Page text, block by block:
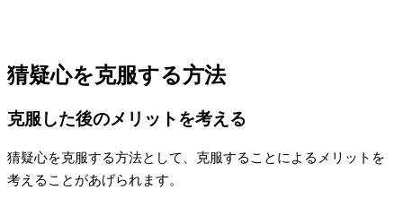
猜疑心を克服する方法
克服した後のメリットを考える
猜疑心を克服する方法として、克服することによるメリットを
考えることがあげられます。